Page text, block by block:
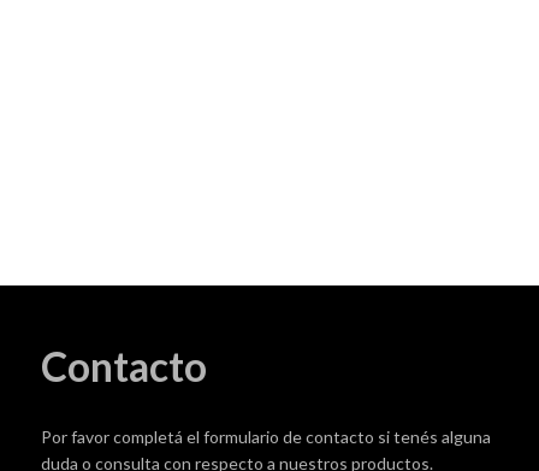
Contacto
Por favor completá el formulario de contacto si tenés alguna
duda o consulta con respecto a nuestros productos.